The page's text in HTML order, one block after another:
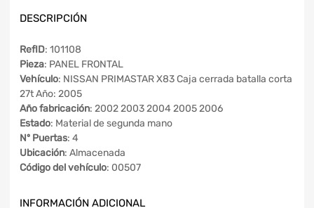
DESCRIPCIÓN
RefID: 101108
Pieza: PANEL FRONTAL
Vehículo: NISSAN PRIMASTAR X83 Caja cerrada batalla corta
27t Año: 2005
Año fabricación: 2002 2003 2004 2005 2006
Estado: Material de segunda mano
Nº Puertas: 4
Ubicación: Almacenada
Código del vehículo: 00507
INFORMACIÓN ADICIONAL